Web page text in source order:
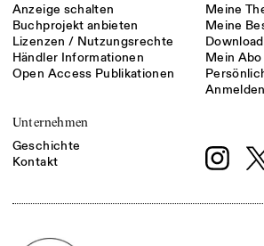
Anzeige schalten
Buchprojekt anbieten
Lizenzen / Nutzungsrechte
Händler Informationen
Open Access Publikationen
Meine
Meine
Mein Abo
Anmelden
Unternehmen
Geschichte
Kontakt